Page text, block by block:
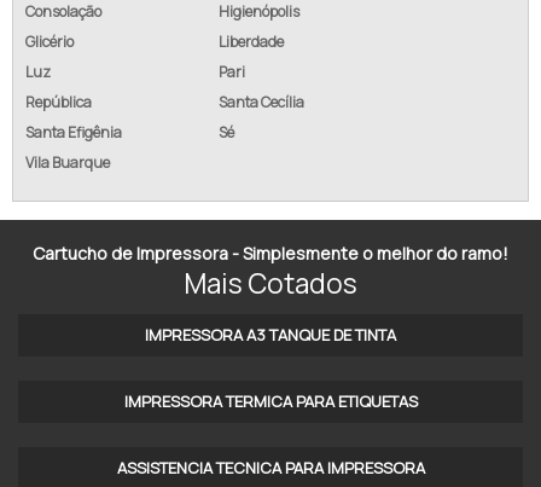
IMPRESSORA DE CARTÕES PVC E CRACHÁS
IMPRESSORA PLANA UV LED
IMPRESSORA INDUSTRIAL
IMPRESSORA PLANA
IMPRESSORA ROTATIVA OFFSET
IMPRESSORA ROTATIVA OFFSET A VENDA
IMPRESSORA ROTATIVA
Consolação
Higienópolis
Glicério
Liberdade
Luz
Pari
República
Santa Cecília
Santa Efigênia
Sé
Vila Buarque
Cartucho de Impressora - Simplesmente o melhor do ramo!
Mais Cotados
IMPRESSORA A3 TANQUE DE TINTA​
IMPRESSORA TERMICA PARA ETIQUETAS​
ASSISTENCIA TECNICA PARA IMPRESSORA